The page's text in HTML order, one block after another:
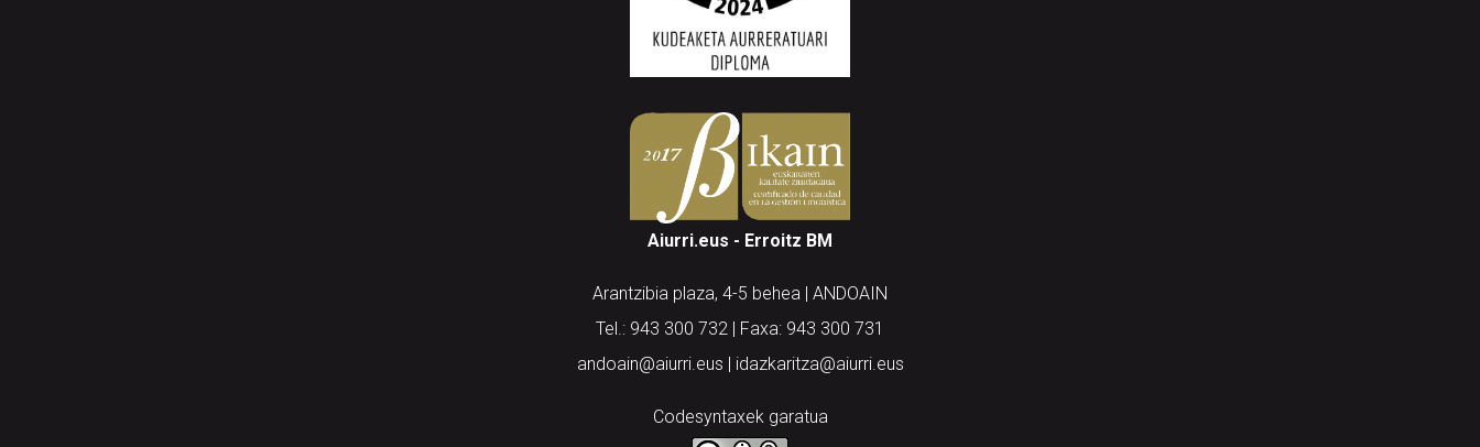
Aiurri.eus - Erroitz BM
Arantzibia plaza, 4-5 behea | ANDOAIN
Tel.: 943 300 732 | Faxa: 943 300 731
andoain@aiurri.eus | idazkaritza@aiurri.eus
Codesyntaxek garatua